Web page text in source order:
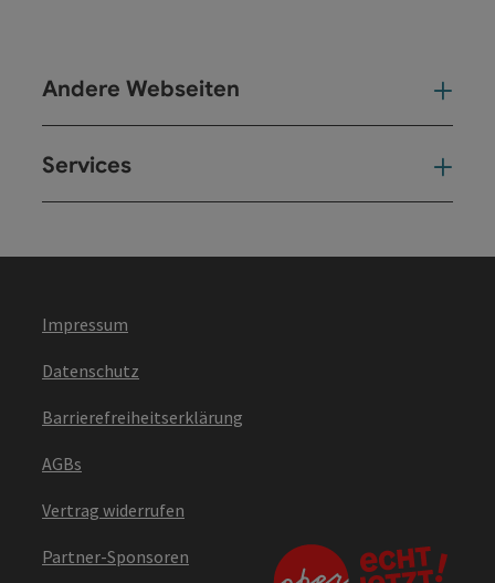
Andere Webseiten
Services
Impressum
Datenschutz
Barrierefreiheitserklärung
AGBs
Vertrag widerrufen
Partner-Sponsoren